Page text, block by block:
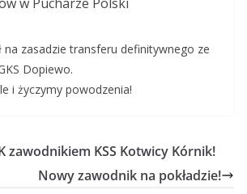
na zasadzie transferu definitywnego ze
Dopiewo.
i życzymy powodzenia!
zawodnikiem KSS Kotwicy Kórnik!
Nowy zawodnik na pokładzie!